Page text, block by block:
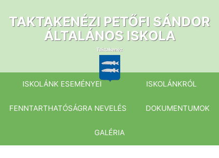
tartalomhoz
TAKTAKENÉZI PETŐFI SÁNDOR
ÁLTALÁNOS ISKOLA
ISKOLÁNK ESEMÉNYEI ISKOLÁNKRÓL
FENNTARTHATÓSÁGRA NEVELÉS DOKUMENTUMOK
GALÉRIA